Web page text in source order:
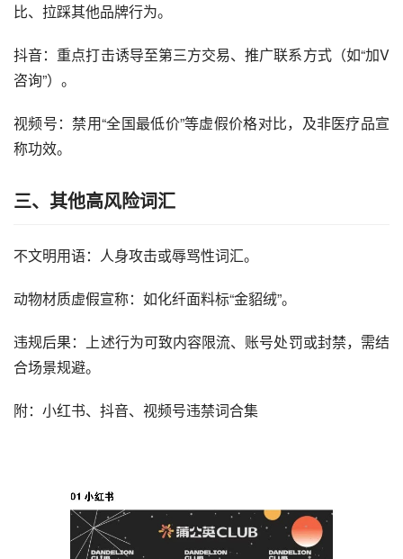
比、拉踩其他品牌行为。
抖音‌：重点打击诱导至第三方交易、推广联系方式（如“加V
咨询”）。
视频号‌：禁用“全国最低价”等虚假价格对比，及非医疗品宣
称功效。
三、其他高风险词汇
不文明用语‌：人身攻击或辱骂性词汇。
动物材质虚假宣称‌：如化纤面料标“金貂绒”。
违规后果‌：上述行为可致内容限流、账号处罚或封禁，需结
合场景规避。
附：小红书、抖音、视频号违禁词合集